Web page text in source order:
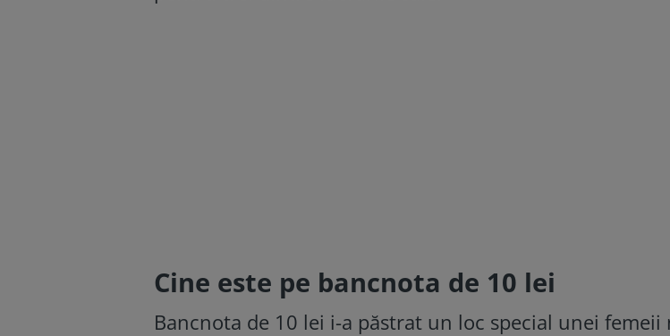
Cine este pe bancnota de 10 lei
Bancnota de 10 lei i-a păstrat un loc special unei femeii